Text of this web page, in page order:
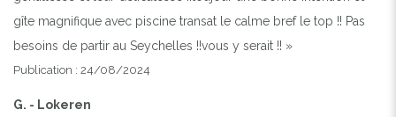
gîte magnifique avec piscine transat le calme bref le top !! Pas
besoins de partir au Seychelles !!vous y serait !! »
Publication : 24/08/2024
G. - Lokeren